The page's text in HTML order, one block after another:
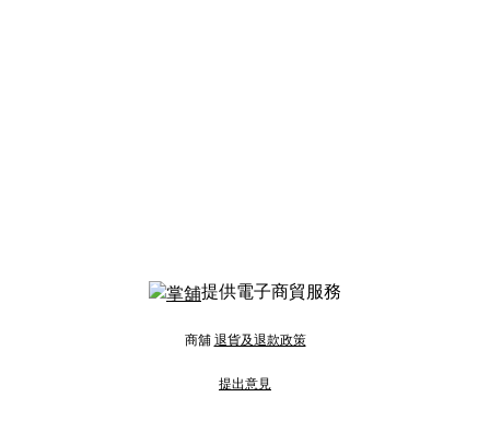
提供電子商貿服務
商舖 退貨及退款政策
提出意見